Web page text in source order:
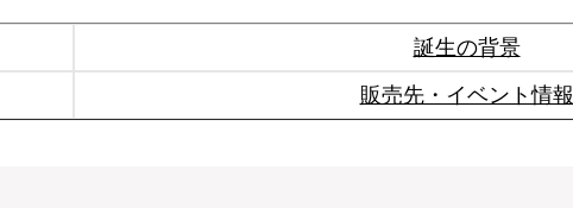
誕生の背景
販売先・イベント情報